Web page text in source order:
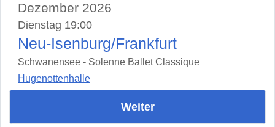
Dezember 2026
Dienstag 19:00
Neu-Isenburg/Frankfurt
Schwanensee - Solenne Ballet Classique
Hugenottenhalle
Weiter